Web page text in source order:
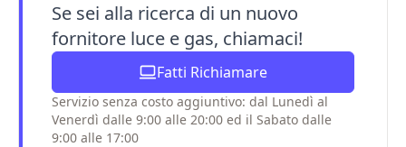
Se sei alla ricerca di un nuovo
fornitore luce e gas, chiamaci!
Fatti Richiamare
Servizio senza costo aggiuntivo: dal Lunedì al
Venerdì dalle 9:00 alle 20:00 ed il Sabato dalle
9:00 alle 17:00